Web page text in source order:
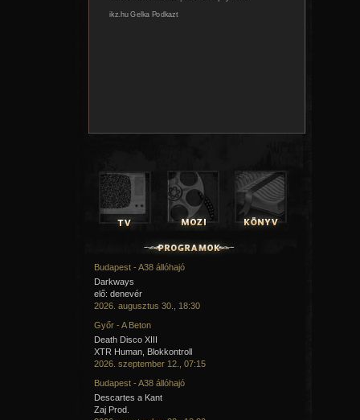
Budapest - A38 állóhajó
Darkways
elő: denevér
2026. augusztus 30., 18:30
Győr - A Beton
Death Disco XIII
XTR Human, Blokkontroll
2026. szeptember 12., 07:15
Budapest - A38 állóhajó
Descartes a Kant
Zaj Prod.